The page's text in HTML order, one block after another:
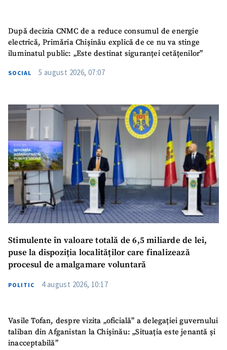
După decizia CNMC de a reduce consumul de energie
electrică, Primăria Chișinău explică de ce nu va stinge
iluminatul public: „Este destinat siguranței cetățenilor”
SOCIAL 5 august 2026, 07:07
Stimulente în valoare totală de 6,5 miliarde de lei,
puse la dispoziția localităților care finalizează
procesul de amalgamare voluntară
POLITIC 4 august 2026, 10:17
Vasile Tofan, despre vizita „oficială” a delegației guvernului
taliban din Afganistan la Chișinău: „Situația este jenantă și
inacceptabilă”